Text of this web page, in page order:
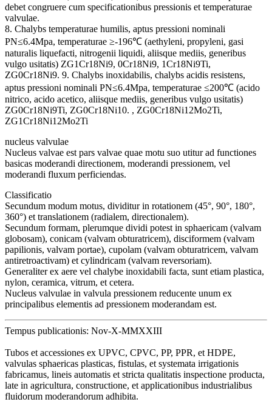
debet congruere cum specificationibus pressionis et temperaturae
valvulae.
8. Chalybs temperaturae humilis, aptus pressioni nominali
PN≤6.4Mpa, temperaturae ≥-196℃ (aethyleni, propyleni, gasi
naturalis liquefacti, nitrogenii liquidi, aliisque mediis, generibus
vulgo usitatis) ZG1Cr18Ni9, 0Cr18Ni9, 1Cr18Ni9Ti,
ZG0Cr18Ni9. 9. Chalybs inoxidabilis, chalybs acidis resistens,
aptus pressioni nominali PN≤6.4Mpa, temperaturae ≤200℃ (acido
nitrico, acido acetico, aliisque mediis, generibus vulgo usitatis)
ZG0Cr18Ni9Ti, ZG0Cr18Ni10. , ZG0Cr18Ni12Mo2Ti,
ZG1Cr18Ni12Mo2Ti
nucleus valvulae
Nucleus valvae est pars valvae quae motu suo utitur ad functiones
basicas moderandi directionem, moderandi pressionem, vel
moderandi fluxum perficiendas.
Classificatio
Secundum modum motus, dividitur in rotationem (45°, 90°, 180°,
360°) et translationem (radialem, directionalem).
Secundum formam, plerumque dividi potest in sphaericam (valvam
globosam), conicam (valvam obturatricem), disciformem (valvam
papilionis, valvam portae), cupolam (valvam obturatricem, valvam
antiretroactivam) et cylindricam (valvam reversoriam).
Generaliter ex aere vel chalybe inoxidabili facta, sunt etiam plastica,
nylon, ceramica, vitrum, et cetera.
Nucleus valvulae in valvula pressionem reducente unum ex
principalibus elementis ad pressionem moderandam est.
Tempus publicationis: Nov-X-MMXXIII
Tubos et accessiones ex UPVC, CPVC, PP, PPR, et HDPE,
valvulas sphaericas plasticas, fistulas, et systemata irrigationis
fabricamus, lineis automatis et stricta qualitatis inspectione producta,
late in agricultura, constructione, et applicationibus industrialibus
fluidorum moderandorum adhibita.